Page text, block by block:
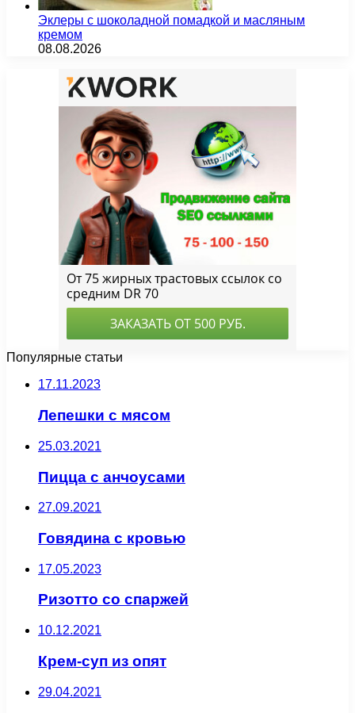
Эклеры с шоколадной помадкой и масляным
кремом
08.08.2026
Популярные статьи
17.11.2023
Лепешки с мясом
25.03.2021
Пицца с анчоусами
27.09.2021
Говядина с кровью
17.05.2023
Ризотто со спаржей
10.12.2021
Крем-суп из опят
29.04.2021